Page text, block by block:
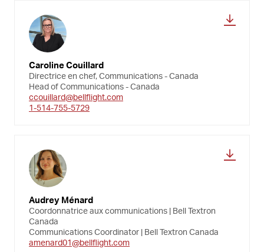
Caroline Couillard
Directrice en chef, Communications - Canada
Head of Communications - Canada
ccouillard@bellflight.com
1-514-755-5729
Audrey Ménard
Coordonnatrice aux communications | Bell Textron
Canada
Communications Coordinator | Bell Textron Canada
amenard01@bellflight.com